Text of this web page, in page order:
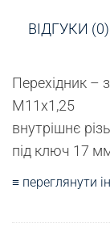
ВІДГУКИ (0)
Перехідник –
М11х1,25
внутрішнє
під ключ 17
≡ переглянути